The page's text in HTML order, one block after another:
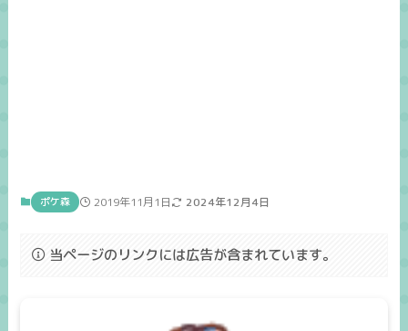
ポケ森 2019年11月1日 2024年12月4日
当ページのリンクには広告が含まれています。